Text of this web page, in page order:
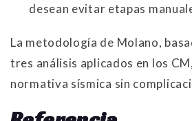
desean evitar etapas
La metodología de Molano,
tres análisis aplicados en los
normativa sísmica sin